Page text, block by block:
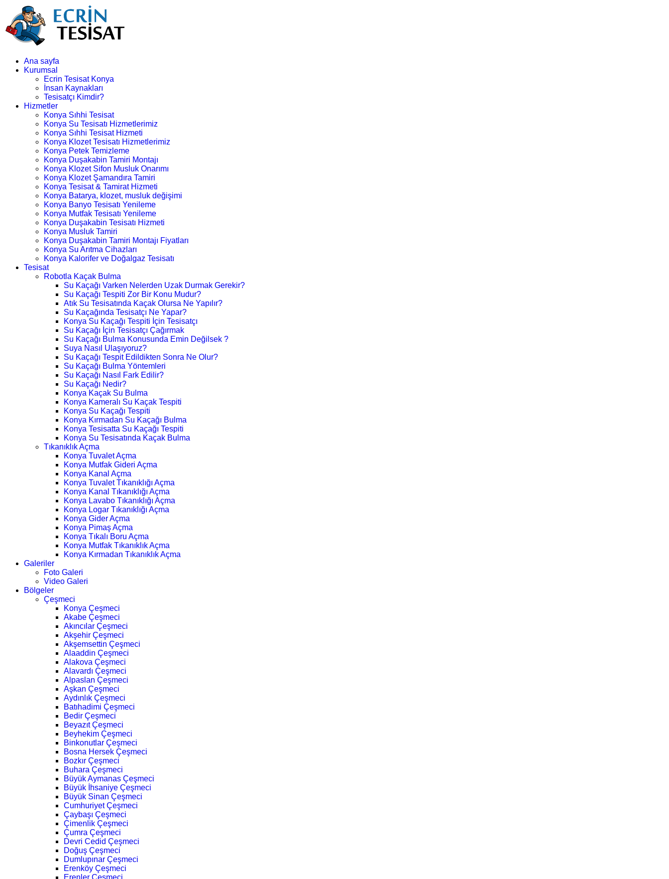
Ana sayfa
Kurumsal
Ecrin Tesisat Konya
İnsan Kaynakları
Tesisatçı Kimdir?
Hizmetler
Konya Sıhhi Tesisat
Konya Su Tesisatı Hizmetlerimiz
Konya Sıhhi Tesisat Hizmeti
Konya Klozet Tesisatı Hizmetlerimiz
Konya Petek Temizleme
Konya Duşakabin Tamiri Montajı
Konya Klozet Sifon Musluk Onarımı
Konya Klozet Şamandıra Tamiri
Konya Tesisat & Tamirat Hizmeti
Konya Batarya, klozet, musluk değişimi
Konya Banyo Tesisatı Yenileme
Konya Mutfak Tesisatı Yenileme
Konya Duşakabin Tesisatı Hizmeti
Konya Musluk Tamiri
Konya Duşakabin Tamiri Montajı Fiyatları
Konya Su Arıtma Cihazları
Konya Kalorifer ve Doğalgaz Tesisatı
Tesisat
Robotla Kaçak Bulma
Su Kaçağı Varken Nelerden Uzak Durmak Gerekir?
Su Kaçağı Tespiti Zor Bir Konu Mudur?
Atık Su Tesisatında Kaçak Olursa Ne Yapılır?
Su Kaçağında Tesisatçı Ne Yapar?
Konya Su Kaçağı Tespiti İçin Tesisatçı
Su Kaçağı İçin Tesisatçı Çağırmak
Su Kaçağı Bulma Konusunda Emin Değilsek ?
Suya Nasıl Ulaşıyoruz?
Su Kaçağı Tespit Edildikten Sonra Ne Olur?
Su Kaçağı Bulma Yöntemleri
Su Kaçağı Nasıl Fark Edilir?
Su Kaçağı Nedir?
Konya Kaçak Su Bulma
Konya Kameralı Su Kaçak Tespiti
Konya Su Kaçağı Tespiti
Konya Kırmadan Su Kaçağı Bulma
Konya Tesisatta Su Kaçağı Tespiti
Konya Su Tesisatında Kaçak Bulma
Tıkanıklık Açma
Konya Tuvalet Açma
Konya Mutfak Gideri Açma
Konya Kanal Açma
Konya Tuvalet Tıkanıklığı Açma
Konya Kanal Tıkanıklığı Açma
Konya Lavabo Tıkanıklığı Açma
Konya Logar Tıkanıklığı Açma
Konya Gider Açma
Konya Pimaş Açma
Konya Tıkalı Boru Açma
Konya Mutfak Tıkanıklık Açma
Konya Kırmadan Tıkanıklık Açma
Galeriler
Foto Galeri
Video Galeri
Bölgeler
Çeşmeci
Konya Çeşmeci
Akabe Çeşmeci
Akıncılar Çeşmeci
Akşehir Çeşmeci
Akşemsettin Çeşmeci
Alaaddin Çeşmeci
Alakova Çeşmeci
Alavardı Çeşmeci
Alpaslan Çeşmeci
Aşkan Çeşmeci
Aydınlık Çeşmeci
Batıhadimi Çeşmeci
Bedir Çeşmeci
Beyazıt Çeşmeci
Beyhekim Çeşmeci
Binkonutlar Çeşmeci
Bosna Hersek Çeşmeci
Bozkır Çeşmeci
Buhara Çeşmeci
Büyük Aymanas Çeşmeci
Büyük İhsaniye Çeşmeci
Büyük Sinan Çeşmeci
Cumhuriyet Çeşmeci
Çaybaşı Çeşmeci
Çimenlik Çeşmeci
Çumra Çeşmeci
Devri Cedid Çeşmeci
Doğuş Çeşmeci
Dumlupınar Çeşmeci
Erenköy Çeşmeci